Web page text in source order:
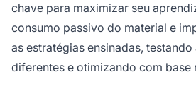
chave para maximizar seu
consumo passivo do material e
as estratégias ensinadas,
diferentes e otimizando com base